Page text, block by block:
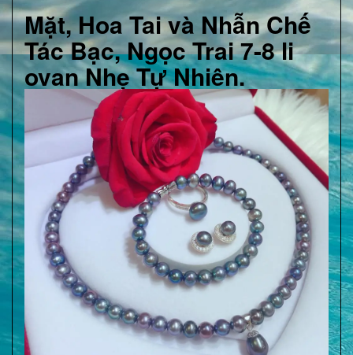
Mặt, Hoa Tai và Nhẫn Chế
Tác Bạc, Ngọc Trai 7-8 li
ovan Nhẹ Tự Nhiên.